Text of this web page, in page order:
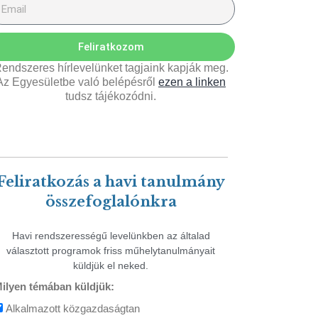
Feliratkozom
hírlevelünket tagjaink kapják meg.
Egyesületbe való belépésről ezen a linken
tudsz tájékozódni.
a havi tanulmány
összefoglalónkra
Havi rendszerességű levelünkben az általad
választott programok friss műhelytanulmányait
küldjük el neked.
témában küldjük:
Alkalmazott közgazdaságtan